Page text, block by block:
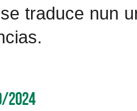
traduce nun
2024